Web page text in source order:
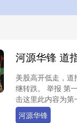
美股高开低走，道
继转跌。 举报 第
击这里此内容为第
归第一财经所有。
权，不得以任何方
河源华锋